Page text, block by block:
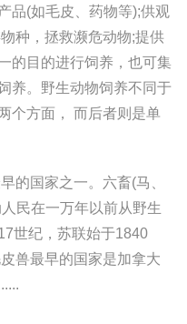
品(如毛皮、药物等);供观
种，拯救濒危动物;提供
的目的进行饲养，也可集
养。野生动物饲养不同于
个方面， 而后者则是单
的国家之一。六畜(马、
民在一万年以前从野生
世纪，苏联始于1840
兽最早的国家是加拿大